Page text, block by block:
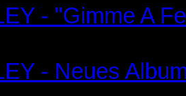
- "Gimme A
- Neues